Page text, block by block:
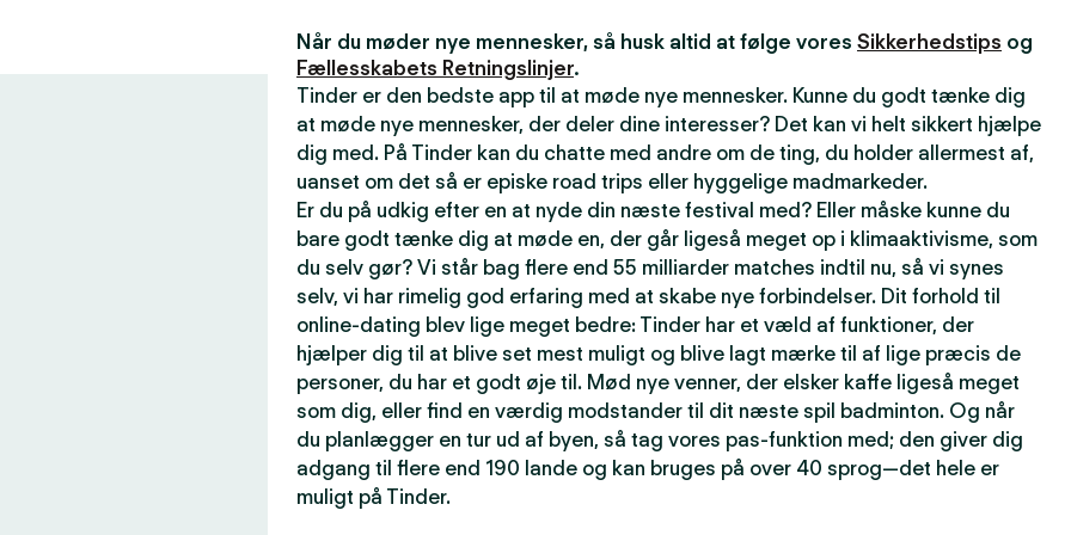
Når du møder nye mennesker, så husk altid at følge vores Sikkerhedstips og
Fællesskabets Retningslinjer.
Tinder er den bedste app til at møde nye mennesker. Kunne du godt tænke dig
at møde nye mennesker, der deler dine interesser? Det kan vi helt sikkert hjælpe
dig med. På Tinder kan du chatte med andre om de ting, du holder allermest af,
uanset om det så er episke road trips eller hyggelige madmarkeder.
Er du på udkig efter en at nyde din næste festival med? Eller måske kunne du
bare godt tænke dig at møde en, der går ligeså meget op i klimaaktivisme, som
du selv gør? Vi står bag flere end 55 milliarder matches indtil nu, så vi synes
selv, vi har rimelig god erfaring med at skabe nye forbindelser. Dit forhold til
online-dating blev lige meget bedre: Tinder har et væld af funktioner, der
hjælper dig til at blive set mest muligt og blive lagt mærke til af lige præcis de
personer, du har et godt øje til. Mød nye venner, der elsker kaffe ligeså meget
som dig, eller find en værdig modstander til dit næste spil badminton. Og når
du planlægger en tur ud af byen, så tag vores pas-funktion med; den giver dig
adgang til flere end 190 lande og kan bruges på over 40 sprog—det hele er
muligt på Tinder.